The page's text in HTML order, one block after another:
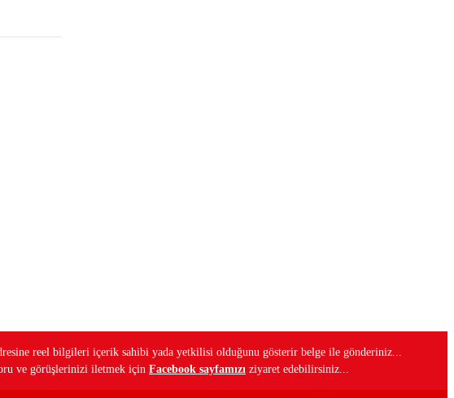
reel bilgileri içerik sahibi yada yetkilisi olduğunu gösterir belge ile gönderiniz...
ve görüşlerinizi iletmek için Facebook sayfamızı ziyaret edebilirsiniz...